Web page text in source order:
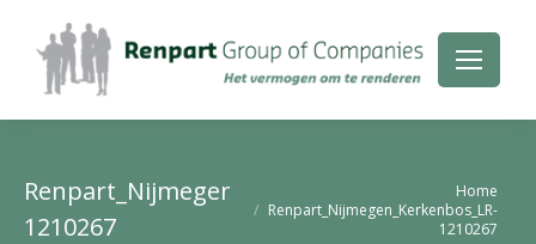
Renpart_Nijmegen_Kerkenbos_LR-
1210267
Home
Renpart_Nijmegen_Kerkenbos_LR-
1210267